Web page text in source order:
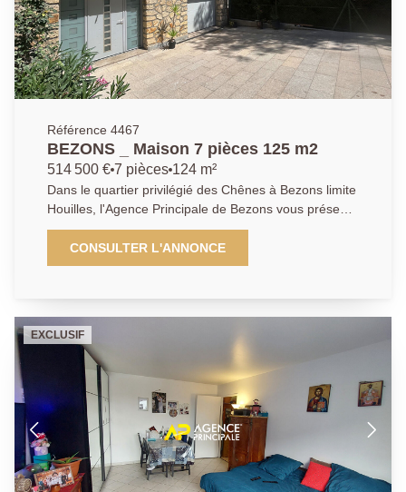
stationner votre véhicule en toute sérénité et vous
offrant un bel espace de stockage. Une visite
s'impose, à vos téléphones !
Référence 4467
BEZONS _ Maison 7 pièces 125 m2
514 500 € 7 pièces 124 m²
Dans le quartier privilégié des Chênes à Bezons limite
Houilles, l'Agence Principale de Bezons vous présente
en Exclusité cette maison familiale d'environ 125 m2
sur une parcelle d'environ 289 m2. Vous êtes proche
des commerces et à moins de 15 minutes à pied du
première chambre avec une grande terrasse de 30
m2, une buanderie et un grand garage. Au premier
étage la visite continue avec un salon, une salle à
manger, une cuisine séparée équipée et aménagée,
deux chambres, une salle d'eau et des wc
indépendant. Au deuxième étage, un palier
desservant 2 chambres, une salle de bain avec wc.
Vous apprécierez l'accès garage voiture et vous avez
aussi la possibilité de garer plusieurs véhicules sur le
CONSULTER L'ANNONCE
EXCLUSIF